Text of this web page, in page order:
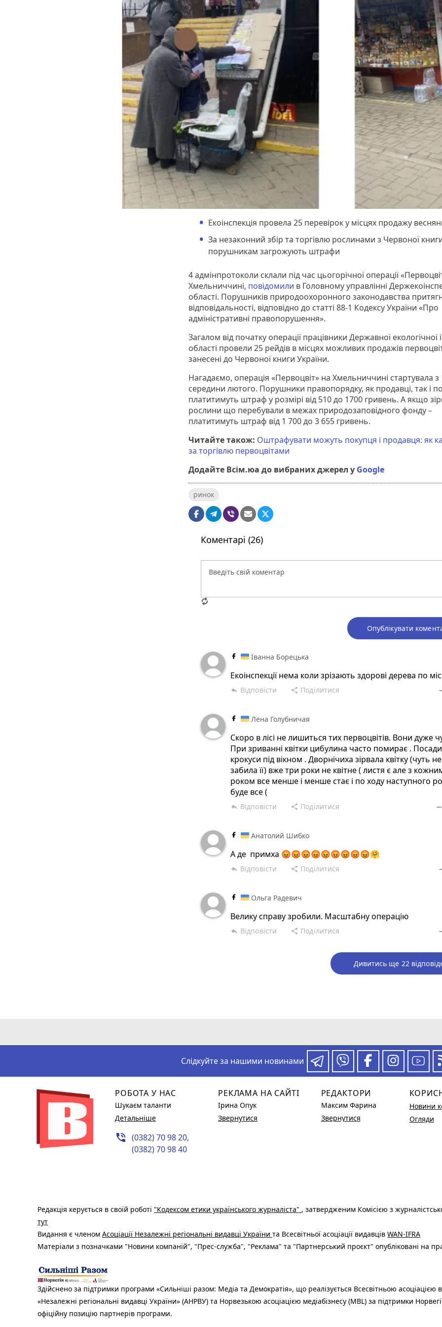
Екоінспекція провела 25 перевірок у місцях продажу
За незаконний збір та торгівлю рослинами з Червоної
порушникам загрожують штрафи
4 адмінпротоколи склали під час цьогорічної операції
Хмельниччині, повідомили в Головному управлінні
області. Порушників природоохоронного законодавства
відповідальності, відповідно до статті 88-1 Кодексу України «Про
адміністративні правопорушення».
Загалом від початку операції працівники Державної екологічної
області провели 25 рейдів в місцях можливих продажів
занесені до Червоної книги України.
Нагадаємо, операція «Первоцвіт» на Хмельниччині стартувала з
середини лютого. Порушники правопорядку, як продавці, так і
платитимуть штраф у розмірі від 510 до 1700 гривень. А якщо
рослини що перебували в межах природозаповідного фонду –
платитимуть штраф від 1 700 до 3 655 гривень.
Читайте також: Оштрафувати можуть покупця і продавця: як
за торгівлю первоцвітами
Додайте Всім.юа до вибраних джерел у Google
ринок
Коментарі (26)
Опублікувати
Іванна Борецька
Екоінспекції нема коли зрізають здорові дерева по
reply Відповісти share Поділитися
Лена Голубничая
Скоро в лісі не лишиться тих первоцвітів. Вони дуже
При зриванні квітки цибулина часто помирає .
крокуси під вікном . Дворнічиха зірвала квітку (чуть не
забила її) вже три роки не квітне ( листя є але з
роком все менше і менше стає і по ходу наступного
буде все (
reply Відповісти share Поділитися
Анатолий Шибко
А де примха 😡😡😡😡😡😡😡😡😡🤗
reply Відповісти share Поділитися
Ольга Радевич
Велику справу зробили. Масштабну операцію
reply Відповісти share Поділитися
Дивитись ще 22
Слідкуйте за нашими новинами
РОБОТА У НАС
Шукаєм таланти
Детальніше
phone_in_talk (0382) 70 98 20,
(0382) 70 98 40
РЕКЛАМА НА САЙТІ
Ірина Опук
Звернутися
РЕДАКТОРИ
Максим Фарина
Звернутися
Новини
Огляди
Редакція керується в своїй роботі "Кодексом етики українського журналіста" , затвердженим Комісією з
тут
Видання є членом Асоціації Незалежні регіональні видавці України та Всесвітньої асоціації видавців WAN-IFRA
Матеріали з позначками "Новини компаній", "Прес-служба", "Реклама" та "Партнерський проєкт" опубліковані на
Здійснено за підтримки програми «Сильніші разом: Медіа та Демократія», що реалізується Всесвітньою асоціацією
«Незалежні регіональні видавці України» (АНРВУ) та Норвезькою асоціацією медіабізнесу (MBL) за підтримки
офіційну позицію партнерів програми.